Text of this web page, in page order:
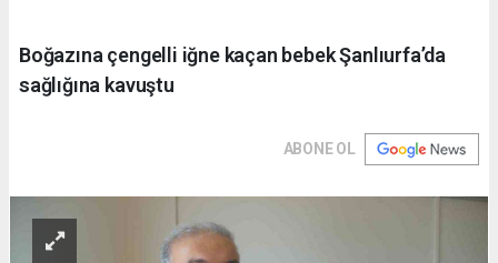
Boğazına çengelli iğne kaçan bebek Şanlıurfa’da
sağlığına kavuştu
ABONE OL